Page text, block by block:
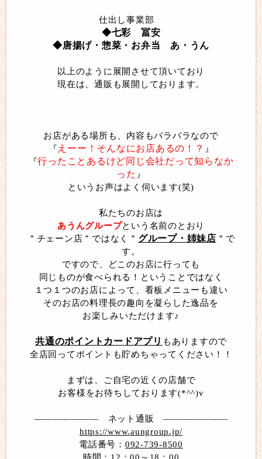
仕出し事業部
◆七彩 冨安
◆唐揚げ・惣菜・お弁当 あ・うん
以上のように展開させて頂いており
現在は、通販も展開しております。
お店がある場所も、内容もバラバラなので
『 えーー！そんなにお店あるの！？ 』
『行ったことあるけど同じ会社だって知らなか
った 』
というお声はよく伺います(笑)
私たちのお店は
あうんグループという名前のとおり
＂チェーン店＂ではなく＂ グループ・姉妹店 ＂で
す。
ですので、どこのお店に行っても
同じものが食べられる！ということではなく
１つ１つのお店によって、看板メニューも違い
そのお店の料理長の趣向を凝らした逸品を
お楽しみいただけます♪
共通のポイントカードアプリ もありますので
全店回ってポイントも貯めちゃってください！！
まずは、ご自宅の近くの店舗で
お客様をお待ちしております(*^^)v
――――――― ネット通販 ―――――――
https://www.aungroup.jp/
電話番号： 092-739-8500